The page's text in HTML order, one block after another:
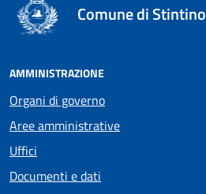
Comune di Stintino
AMMINISTRAZIONE
Organi di governo
Aree amministrative
Uffici
Documenti e dati